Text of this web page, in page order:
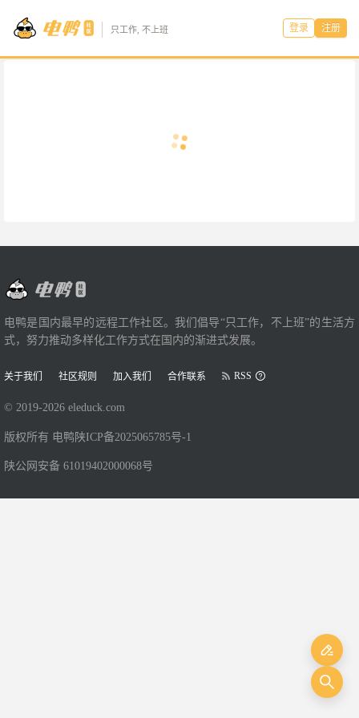
只工作, 不上班 登录 注册
电鸭是国内最早的远程工作社区。我们倡导“只工作，不上班”的生活方
式，努力推动多样化工作方式在国内的渐进式发展。
关于我们 社区规则 加入我们 合作联系 RSS
© 2019-2026 eleduck.com
版权所有 电鸭 陕ICP备2025065785号-1
陕公网安备 61019402000068号